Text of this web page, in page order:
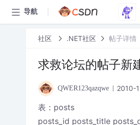
导航
社区 .NET社区 帖子详情
求救论坛的帖子新
QWER123qazqwe 2010-
表：posts
posts_id posts_title